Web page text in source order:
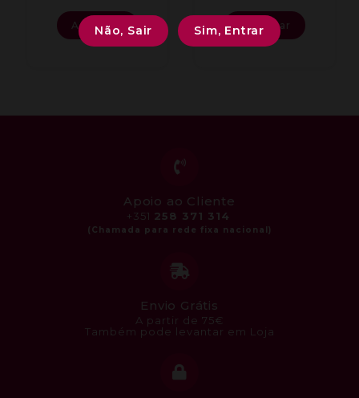
Adicionar Adicionar
Apoio ao Cliente
+351 258 371 314
Envio Grátis
A partir de 75€
Também pode levantar em Loja
Não, Sair Sim, Entrar